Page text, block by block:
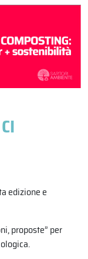
edizione e
proposte” per